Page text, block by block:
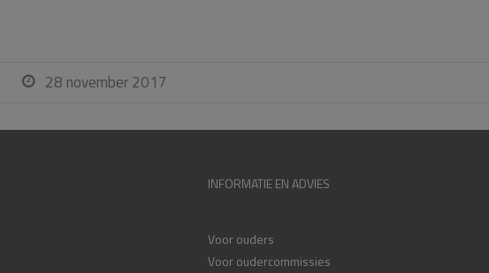
 28 november 2017
INFORMATIE EN ADVIES
Voor ouders
Voor oudercommissies